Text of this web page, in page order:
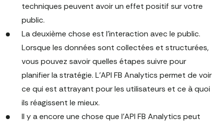
techniques peuvent avoir un effet positif sur votre
public.
La deuxième chose est l'interaction avec le public.
Lorsque les données sont collectées et structurées,
vous pouvez savoir quelles étapes suivre pour
planifier la stratégie. L'API FB Analytics permet de voir
ce qui est attrayant pour les utilisateurs et ce à quoi
ils réagissent le mieux.
Il y a encore une chose que l'API FB Analytics peut